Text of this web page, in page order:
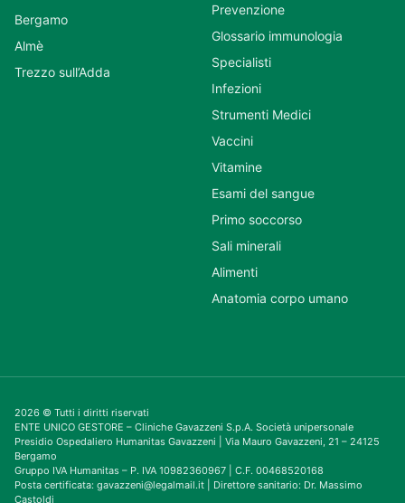
Bergamo
Almè
Trezzo sull’Adda
Prevenzione
Glossario immunologia
Specialisti
Infezioni
Strumenti Medici
Vaccini
Vitamine
Esami del sangue
Primo soccorso
Sali minerali
Alimenti
Anatomia corpo umano
2026 © Tutti i diritti riservati
ENTE UNICO GESTORE – Cliniche Gavazzeni S.p.A. Società unipersonale
Presidio Ospedaliero Humanitas Gavazzeni | Via Mauro Gavazzeni, 21 – 24125
Bergamo
Gruppo IVA Humanitas – P. IVA 10982360967 | C.F. 00468520168
Posta certificata: gavazzeni@legalmail.it | Direttore sanitario: Dr. Massimo
Castoldi